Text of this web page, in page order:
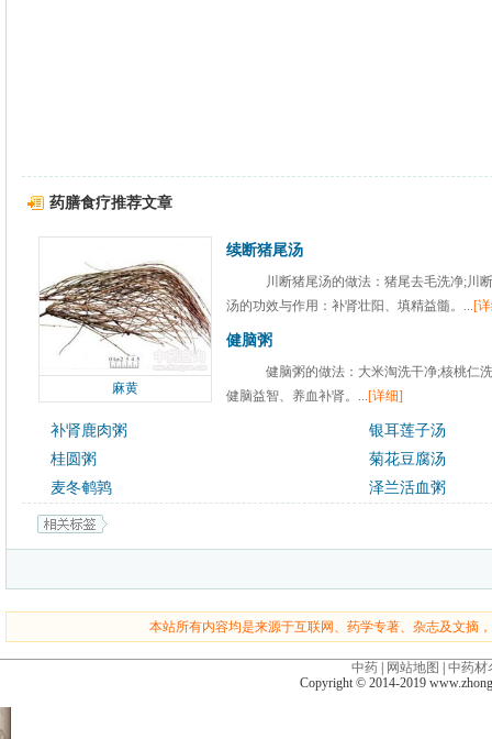
药膳食疗推荐文章
麻黄
续断猪尾汤
川断猪尾汤的做法：猪尾去毛洗净;川
汤的功效与作用：补肾壮阳、填精益髓。...[
健脑粥
健脑粥的做法：大米淘洗干净;核桃仁
健脑益智、养血补肾。...[详细]
补肾鹿肉粥
银耳莲子汤
桂圆粥
菊花豆腐汤
麦冬鹌鹑
泽兰活血粥
本站所有内容均是来源于互联网、药学专著、杂志及文摘
中药 网站地图
中药材
Copyright © 2014-2019